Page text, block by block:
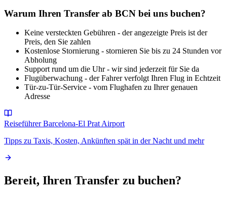
Warum Ihren Transfer ab BCN bei uns buchen?
Keine versteckten Gebühren - der angezeigte Preis ist der
Preis, den Sie zahlen
Kostenlose Stornierung - stornieren Sie bis zu 24 Stunden vor
Abholung
Support rund um die Uhr - wir sind jederzeit für Sie da
Flugüberwachung - der Fahrer verfolgt Ihren Flug in Echtzeit
Tür-zu-Tür-Service - vom Flughafen zu Ihrer genauen
Adresse
Reiseführer Barcelona-El Prat Airport
Tipps zu Taxis, Kosten, Ankünften spät in der Nacht und mehr
Bereit, Ihren Transfer zu buchen?